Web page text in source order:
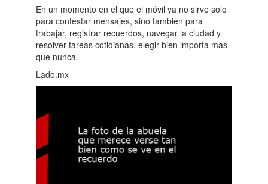
En un momento en el que el móvil ya no sirve solo
para contestar mensajes, sino también para
trabajar, registrar recuerdos, navegar la ciudad y
resolver tareas cotidianas, elegir bien importa más
que nunca.
Lado.mx